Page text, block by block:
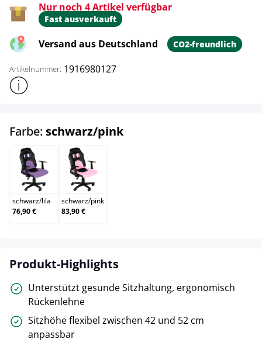
Nur noch 4 Artikel verfügbar
Fast ausverkauft
Versand aus Deutschland CO2-freundlich
Artikelnummer: 1916980127
Weitere Produktinformationen anzeigen
Farbe: schwarz/pinkauswählen
schwarz/lila
schwarz/lila
76,90 €
schwarz/pink
schwarz/pink
83,90 €
Produkt-Highlights
Unterstützt gesunde Sitzhaltung, ergonomisch
Rückenlehne
Sitzhöhe flexibel zwischen 42 und 52 cm
anpassbar